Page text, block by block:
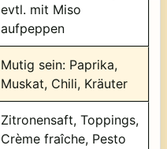
evtl. mit Miso
aufpeppen
Mutig sein: Paprika,
Muskat, Chili, Kräuter
Zitronensaft, Toppings,
Crème fraîche, Pesto